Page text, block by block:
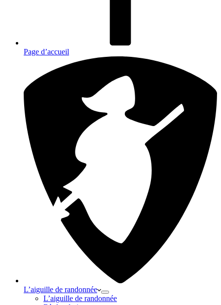
Page d’accueil
L’aiguille de randonnée
L’aiguille de randonnée